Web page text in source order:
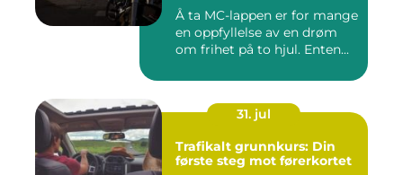
Å ta MC-lappen er for mange
en oppfyllelse av en drøm
om frihet på to hjul. Enten...
31. jul
Trafikalt grunnkurs: Din
første steg mot førerkortet